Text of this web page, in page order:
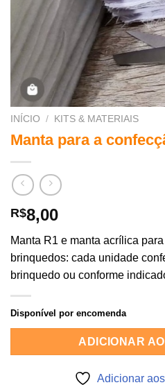
INÍCIO / KITS & MATERIAIS
Manta para a
R$8,00
Manta R1 e manta acrílica
brinquedos: cada unidade
brinquedo ou conforme
Disponível por encomenda
ADICIONAR
Adicionar